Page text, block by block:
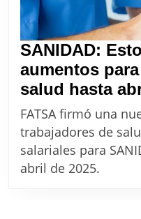
SANIDAD:
aumentos
salud hasta
FATSA firmó una
trabajadores de
salariales para
abril de 2025.